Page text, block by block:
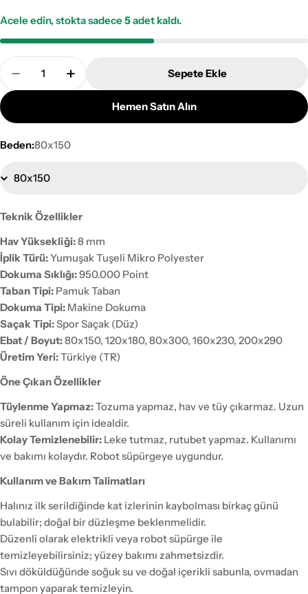
Acele edin, stokta sadece5adet kaldı.
Adet
Dora 1097 Modern Salon Halısı Adetini Azalt
Dora 1097 Modern Salon Halısı Adetini
Sepete Ekle
Hemen Satın Alın
Beden:80x150
Teknik Özellikler
Hav Yüksekliği:8 mm
İplik Türü:Yumuşak Tuşeli Mikro Polyester
Dokuma Sıklığı:950.000 Point
Taban Tipi: Pamuk Taban
Dokuma Tipi: Makine Dokuma
Saçak Tipi:Spor Saçak (Düz)
Ebat / Boyut:80x150, 120x180, 80x300, 160x230, 200x290
Üretim Yeri:Türkiye (TR)
Öne Çıkan Özellikler
Tüylenme Yapmaz:Tozuma yapmaz, hav ve tüy çıkarmaz. Uzun
süreli kullanım için idealdir.
Kolay Temizlenebilir: Leke tutmaz, rutubet yapmaz. Kullanımı
ve bakımı kolaydır. Robot süpürgeye uygundur.
Kullanım ve Bakım Talimatları
Halınız ilk serildiğinde kat izlerinin kaybolması birkaç günü
bulabilir; doğal bir düzleşme beklenmelidir.
Düzenli olarak elektrikli veya robot süpürge ile
temizleyebilirsiniz; yüzey bakımı zahmetsizdir.
Sıvı döküldüğünde soğuk su ve doğal içerikli sabunla, ovmadan
tampon yaparak temizleyin.